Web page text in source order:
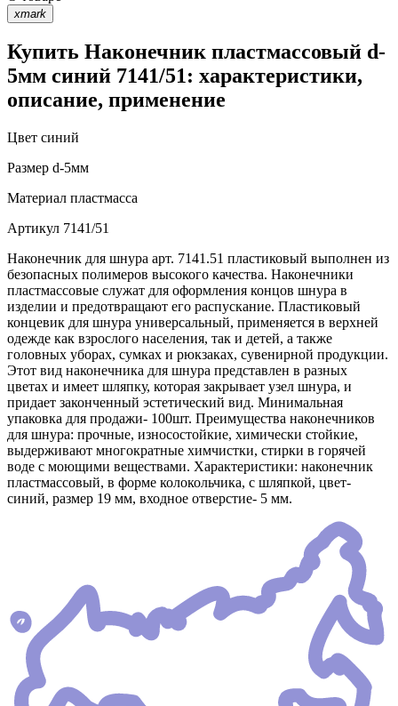
xmark
Купить Наконечник пластмассовый d-
5мм синий 7141/51: характеристики,
описание, применение
Цвет синий
Размер d-5мм
Материал пластмасса
Артикул 7141/51
Наконечник для шнура арт. 7141.51 пластиковый выполнен из
безопасных полимеров высокого качества. Наконечники
пластмассовые служат для оформления концов шнура в
изделии и предотвращают его распускание. Пластиковый
концевик для шнура универсальный, применяется в верхней
одежде как взрослого населения, так и детей, а также
головных уборах, сумках и рюкзаках, сувенирной продукции.
Этот вид наконечника для шнура представлен в разных
цветах и имеет шляпку, которая закрывает узел шнура, и
придает законченный эстетический вид. Минимальная
упаковка для продажи- 100шт. Преимущества наконечников
для шнура: прочные, износостойкие, химически стойкие,
выдерживают многократные химчистки, стирки в горячей
воде с моющими веществами. Характеристики: наконечник
пластмассовый, в форме колокольчика, с шляпкой, цвет-
синий, размер 19 мм, входное отверстие- 5 мм.